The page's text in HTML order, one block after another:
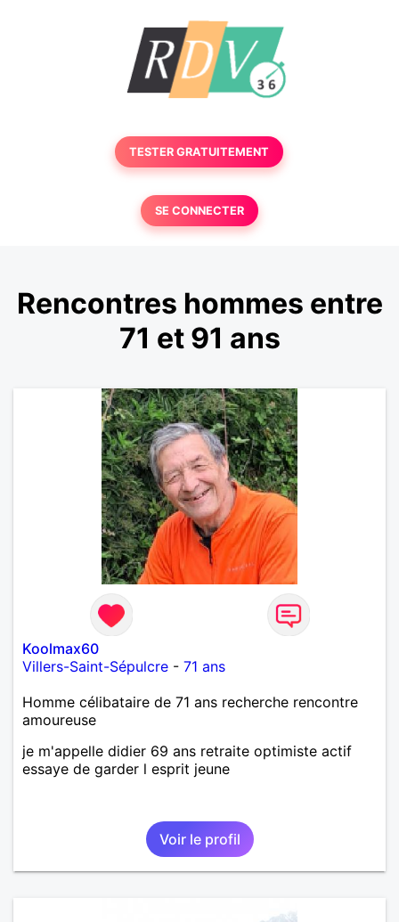
TESTER GRATUITEMENT
SE CONNECTER
Rencontres hommes entre
71 et 91 ans
Koolmax60
Villers-Saint-Sépulcre - 71 ans
Homme célibataire de 71 ans recherche rencontre
amoureuse
je m'appelle didier 69 ans retraite optimiste actif
essaye de garder l esprit jeune
Voir le profil